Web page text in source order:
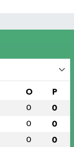
O P
0 0
0 0
0 0